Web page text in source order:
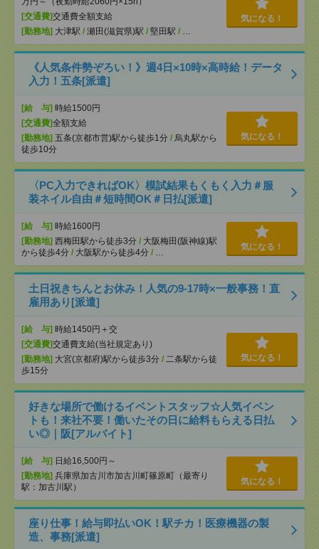
[交通費]交通費全額支給
[勤務地] 大津駅 / 瀬田(滋賀県)駅 / 堅田駅 / …
気になる！
《人気条件勢ぞろい！》週4日×10時×高時給！データ
入力！五条[派遣]
[給 与] 時給1500円
[交通費]全額支給
[勤務地] 五条(京都市営)駅から徒歩1分 / 烏丸駅から
徒歩10分
気になる！
〈PC入力できればOK〉模試結果もくもく入力＃服
装ネイル自由＃短時間OK＃日払[派遣]
[給 与] 時給1600円
[勤務地] 西梅田駅から徒歩3分 / 大阪梅田(阪神線)駅
から徒歩4分 / 大阪駅から徒歩4分 / …
気になる！
土日祝きちんとお休み！人気の9‐17時×一般事務！直
雇用あり[派遣]
[給 与] 時給1450円＋交
[交通費]交通費支給(当社規定あり)
[勤務地] 大宮(京都府)駅から徒歩3分 / 二条駅から徒
歩15分
気になる！
好きな場所で働けるイベントスタッフ☆人気イベン
トも！来社不要！働いたその日に給料もらえる日払
い◎｜阪[アルバイト]
[給 与] 日給16,500円～
[勤務地] 兵庫県加古川市加古川町篠原町（最寄り
駅：加古川駅）
気になる！
座り仕事！給与即払いOK！駅チカ！医療機器の製
造、事務[派遣]